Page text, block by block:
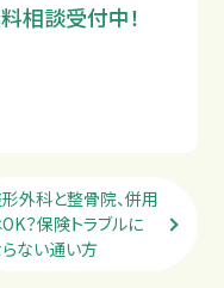
相談受付中！
外科と整骨院、併用
？保険トラブルに
ない通い方